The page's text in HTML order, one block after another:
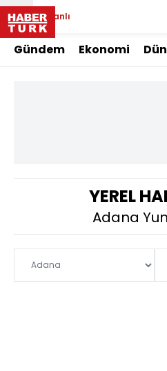
Canlı
Gündem Ekonomi
YEREL
Adana